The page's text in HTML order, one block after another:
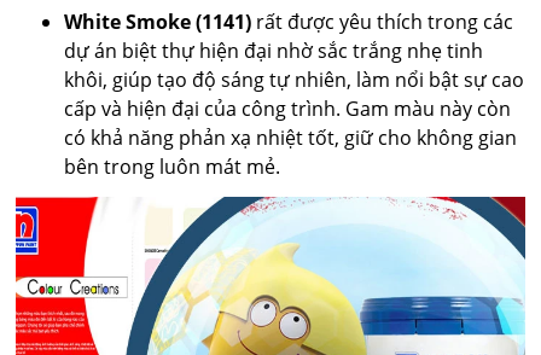
White Smoke (1141) rất được yêu thích trong các
dự án biệt thự hiện đại nhờ sắc trắng nhẹ tinh
khôi, giúp tạo độ sáng tự nhiên, làm nổi bật sự cao
cấp và hiện đại của công trình. Gam màu này còn
có khả năng phản xạ nhiệt tốt, giữ cho không gian
bên trong luôn mát mẻ.